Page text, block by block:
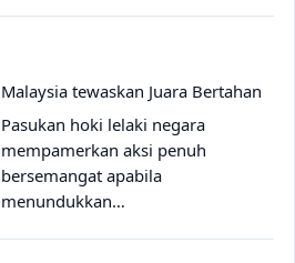
Malaysia tewaskan Juara Bertahan
Pasukan hoki lelaki negara
mempamerkan aksi penuh
bersemangat apabila
menundukkan…